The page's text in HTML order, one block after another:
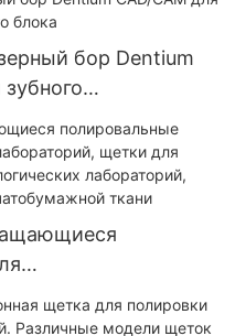
диск,
отрезной
бор Dentium
щетки для